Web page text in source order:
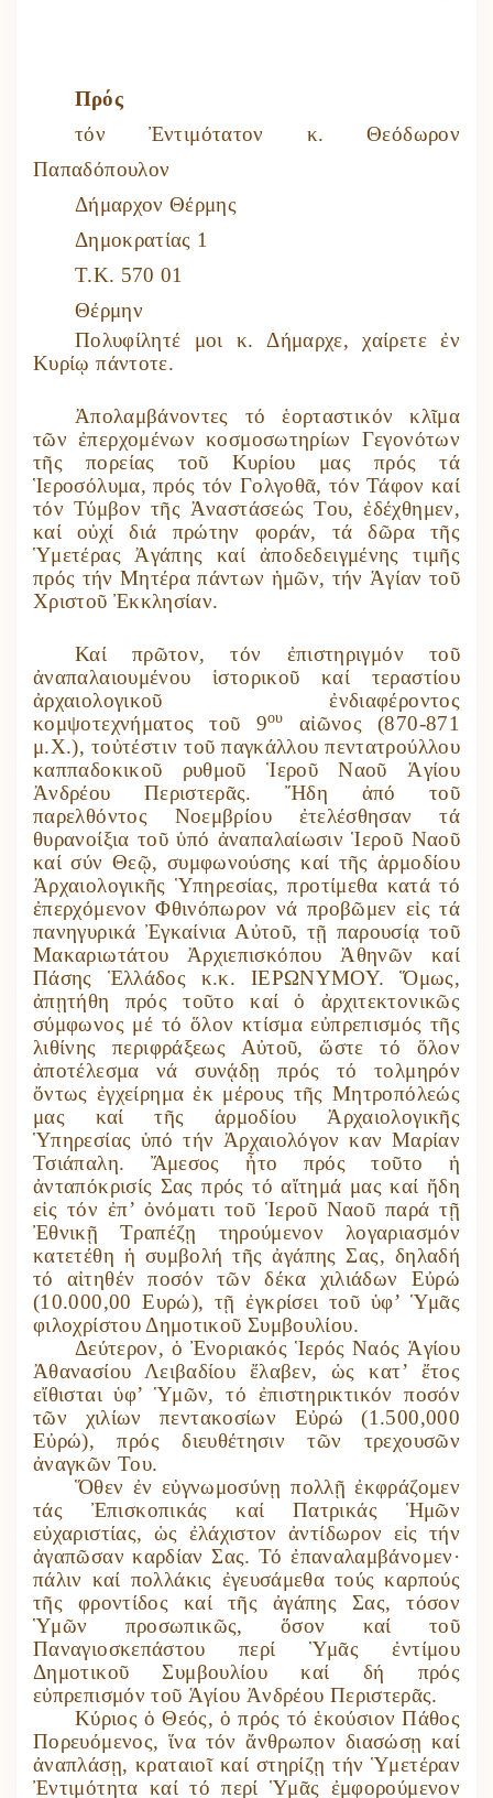
Πρός
τόν Ἐντιμότατον κ. Θεόδωρον
Παπαδόπουλον
Δήμαρχον Θέρμης
Δημοκρατίας 1
Τ.Κ. 570 01
Θέρμην
Πολυφίλητέ μοι κ. Δήμαρχε, χαίρετε ἐν
Κυρίῳ πάντοτε.
Ἀπολαμβάνοντες τό ἑορταστικόν κλῖμα
τῶν ἐπερχομένων κοσμοσωτηρίων Γεγονότων
τῆς πορείας τοῦ Κυρίου μας πρός τά
Ἱεροσόλυμα, πρός τόν Γολγοθᾶ, τόν Τάφον καί
τόν Τύμβον τῆς Ἀναστάσεώς Του, ἐδέχθημεν,
καί οὐχί διά πρώτην φοράν, τά δῶρα τῆς
Ὑμετέρας Ἀγάπης καί ἀποδεδειγμένης τιμῆς
πρός τήν Μητέρα πάντων ἡμῶν, τήν Ἁγίαν τοῦ
Χριστοῦ Ἐκκλησίαν.
Καί πρῶτον, τόν ἐπιστηριγμόν τοῦ
ἀναπαλαιουμένου ἱστορικοῦ καί τεραστίου
ἀρχαιολογικοῦ ἐνδιαφέροντος
κομψοτεχνήματος τοῦ 9ου
αἰῶνος (870-871
μ.Χ.), τοὐτέστιν τοῦ παγκάλλου πεντατρούλλου
καππαδοκικοῦ ρυθμοῦ Ἱεροῦ Ναοῦ Ἁγίου
Ἀνδρέου Περιστερᾶς. Ἤδη ἀπό τοῦ
παρελθόντος Νοεμβρίου ἐτελέσθησαν τά
θυρανοίξια τοῦ ὑπό ἀναπαλαίωσιν Ἱεροῦ Ναοῦ
καί σύν Θεῷ, συμφωνούσης καί τῆς ἁρμοδίου
Ἀρχαιολογικῆς Ὑπηρεσίας, προτίμεθα κατά τό
ἐπερχόμενον Φθινόπωρον νά προβῶμεν εἰς τά
πανηγυρικά Ἐγκαίνια Αὐτοῦ, τῇ παρουσίᾳ τοῦ
Μακαριωτάτου Ἀρχιεπισκόπου Ἀθηνῶν καί
Πάσης Ἑλλάδος κ.κ. ΙΕΡΩΝΥΜΟΥ. Ὅμως,
ἀπῃτήθη πρός τοῦτο καί ὁ ἀρχιτεκτονικῶς
σύμφωνος μέ τό ὅλον κτίσμα εὐπρεπισμός τῆς
λιθίνης περιφράξεως Αὐτοῦ, ὥστε τό ὅλον
ἀποτέλεσμα νά συνᾴδῃ πρός τό τολμηρόν
ὄντως ἐγχείρημα ἐκ μέρους τῆς Μητροπόλεώς
μας καί τῆς ἁρμοδίου Ἀρχαιολογικῆς
Ὑπηρεσίας ὑπό τήν Ἀρχαιολόγον καν Μαρίαν
Τσιάπαλη. Ἄμεσος ἦτο πρός τοῦτο ἡ
ἀνταπόκρισίς Σας πρός τό αἴτημά μας καί ἤδη
εἰς τόν ἐπ’ ὀνόματι τοῦ Ἱεροῦ Ναοῦ παρά τῇ
Ἐθνικῇ Τραπέζῃ τηρούμενον λογαριασμόν
κατετέθη ἡ συμβολή τῆς ἀγάπης Σας, δηλαδή
τό αἰτηθέν ποσόν τῶν δέκα χιλιάδων Εὐρώ
(10.000,00 Ευρώ), τῇ ἐγκρίσει τοῦ ὑφ’ Ὑμᾶς
φιλοχρίστου Δημοτικοῦ Συμβουλίου.
Δεύτερον, ὁ Ἐνοριακός Ἱερός Ναός Ἁγίου
Ἀθανασίου Λειβαδίου ἔλαβεν, ὡς κατ’ ἔτος
εἴθισται ὑφ’ Ὑμῶν, τό ἐπιστηρικτικόν ποσόν
τῶν χιλίων πεντακοσίων Εὐρώ (1.500,000
Εὐρώ), πρός διευθέτησιν τῶν τρεχουσῶν
ἀναγκῶν Του.
Ὅθεν ἐν εὐγνωμοσύνῃ πολλῇ ἐκφράζομεν
τάς Ἐπισκοπικάς καί Πατρικάς Ἡμῶν
εὐχαριστίας, ὡς ἐλάχιστον ἀντίδωρον εἰς τήν
ἀγαπῶσαν καρδίαν Σας. Τό ἐπαναλαμβάνομεν·
πάλιν καί πολλάκις ἐγευσάμεθα τούς καρπούς
τῆς φροντίδος καί τῆς ἀγάπης Σας, τόσον
Ὑμῶν προσωπικῶς, ὅσον καί τοῦ
Παναγιοσκεπάστου περί Ὑμᾶς ἐντίμου
Δημοτικοῦ Συμβουλίου καί δή πρός
εὐπρεπισμόν τοῦ Ἁγίου Ἀνδρέου Περιστερᾶς.
Κύριος ὁ Θεός, ὁ πρός τό ἑκούσιον Πάθος
Πορευόμενος, ἵνα τόν ἄνθρωπον διασώσῃ καί
ἀναπλάσῃ, κραταιοῖ καί στηρίζῃ τήν Ὑμετέραν
Ἐντιμότητα καί τό περί Ὑμᾶς ἐμφορούμενον